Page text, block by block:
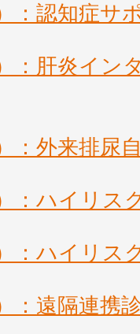
：認知症サ
：肝炎イン
：外来排尿
：ハイリス
：ハイリス
：遠隔連携